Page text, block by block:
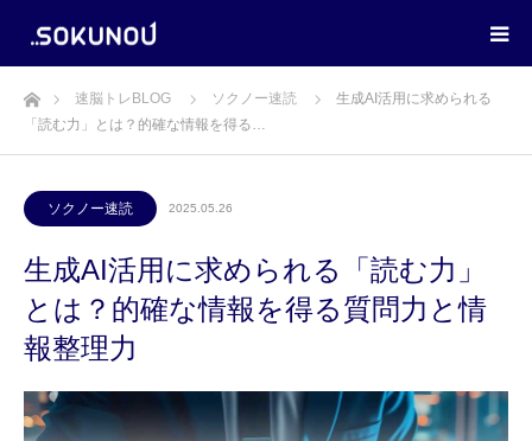
ホーム速脳トレBLOG ソクノー速読
生成AI活用に求められる
「読む力」とは？的確な情報を得る…
ソクノー速読 2025.05.26
生成AI活用に求められる「読む力」
とは？的確な情報を得る質問力と情
報整理力